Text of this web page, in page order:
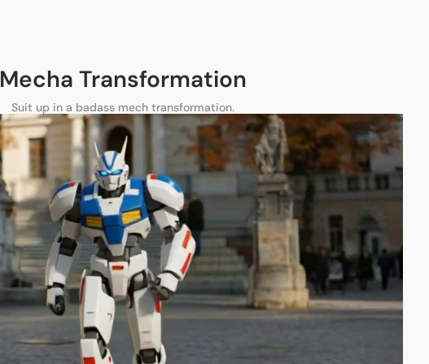
Mecha Transformation
Suit up in a badass mech transformation.